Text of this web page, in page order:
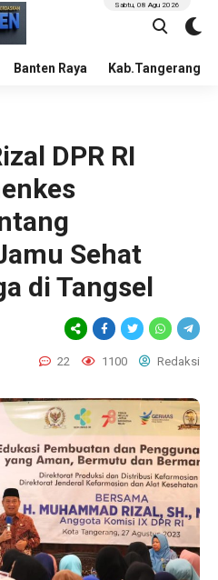
Banten Raya Kab.Tangerang
Sabtu, 08 Agu 2026
DPR RI
Sehat
di Tangsel
22 1100 Redaksi